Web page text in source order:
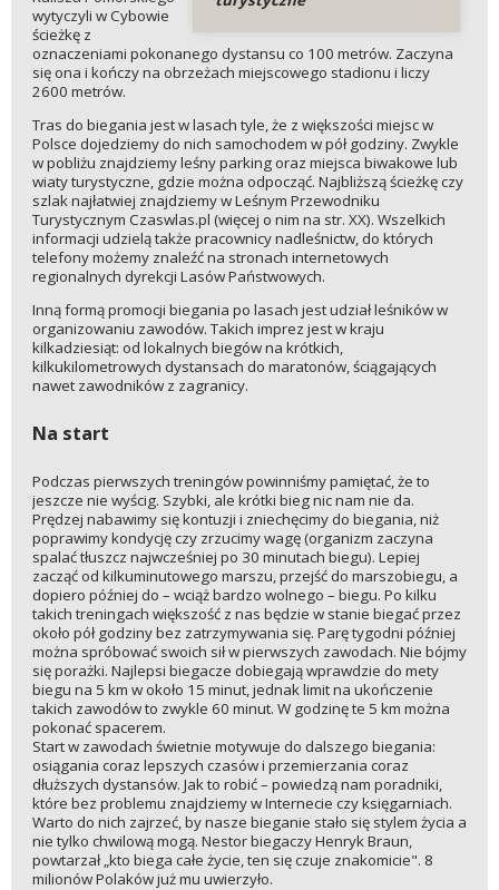
wytyczyli w Cybowie
ścieżkę z
oznaczeniami pokonanego dystansu co 100 metrów. Zaczyna
się ona i kończy na obrzeżach miejscowego stadionu i liczy
2600 metrów.
Tras do biegania jest w lasach tyle, że z większości miejsc w
Polsce dojedziemy do nich samochodem w pół godziny. Zwykle
w pobliżu znajdziemy leśny parking oraz miejsca biwakowe lub
wiaty turystyczne, gdzie można odpocząć. Najbliższą ścieżkę czy
szlak najłatwiej znajdziemy w Leśnym Przewodniku
Turystycznym Czaswlas.pl (więcej o nim na str. XX). Wszelkich
informacji udzielą także pracownicy nadleśnictw, do których
telefony możemy znaleźć na stronach internetowych
regionalnych dyrekcji Lasów Państwowych.
Inną formą promocji biegania po lasach jest udział leśników w
organizowaniu zawodów. Takich imprez jest w kraju
kilkadziesiąt: od lokalnych biegów na krótkich,
kilkukilometrowych dystansach do maratonów, ściągających
nawet zawodników z zagranicy.
Na start
Podczas pierwszych treningów powinniśmy pamiętać, że to
jeszcze nie wyścig. Szybki, ale krótki bieg nic nam nie da.
Prędzej nabawimy się kontuzji i zniechęcimy do biegania, niż
poprawimy kondycję czy zrzucimy wagę (organizm zaczyna
spalać tłuszcz najwcześniej po 30 minutach biegu). Lepiej
zacząć od kilkuminutowego marszu, przejść do marszobiegu, a
dopiero później do – wciąż bardzo wolnego – biegu. Po kilku
takich treningach większość z nas będzie w stanie biegać przez
około pół godziny bez zatrzymywania się. Parę tygodni później
można spróbować swoich sił w pierwszych zawodach. Nie bójmy
się porażki. Najlepsi biegacze dobiegają wprawdzie do mety
biegu na 5 km w około 15 minut, jednak limit na ukończenie
takich zawodów to zwykle 60 minut. W godzinę te 5 km można
pokonać spacerem.
Start w zawodach świetnie motywuje do dalszego biegania:
osiągania coraz lepszych czasów i przemierzania coraz
dłuższych dystansów. Jak to robić – powiedzą nam poradniki,
które bez problemu znajdziemy w Internecie czy księgarniach.
Warto do nich zajrzeć, by nasze bieganie stało się stylem życia a
nie tylko chwilową mogą. Nestor biegaczy Henryk Braun,
powtarzał „kto biega całe życie, ten się czuje znakomicie". 8
milionów Polaków już mu uwierzyło.